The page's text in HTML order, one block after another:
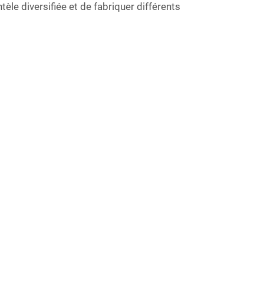
diversifiée et de fabriquer différents